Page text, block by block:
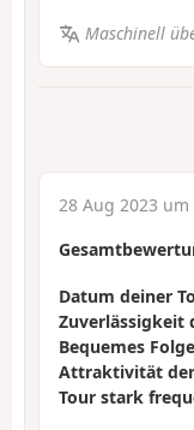
Maschinell
28 Aug 2023 um
Datum deiner
Zuverlässigkeit
Bequemes
Attraktivität
Tour stark